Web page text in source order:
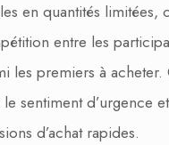
en quantités limitées,
entre les
les premiers à acheter.
sentiment d’urgence
d’achat rapides.